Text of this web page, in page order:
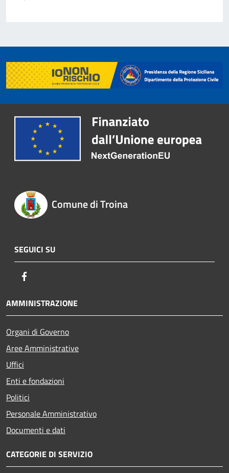
Comune di Troina
SEGUICI SU
AMMINISTRAZIONE
Organi di Governo
Aree Amministrative
Uffici
Enti e fondazioni
Politici
Personale Amministrativo
Documenti e dati
CATEGORIE DI SERVIZIO